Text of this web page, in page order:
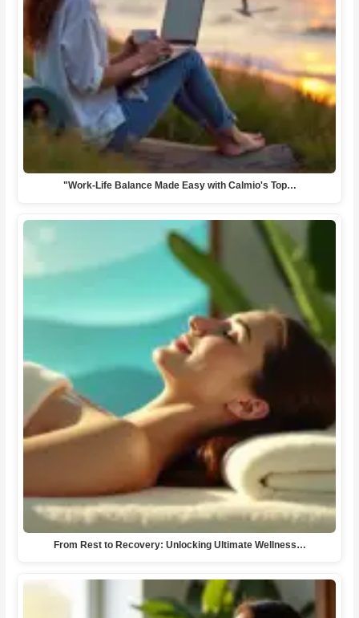
"Work-Life Balance Made Easy with Calmio's Top…
From Rest to Recovery: Unlocking Ultimate Wellness…